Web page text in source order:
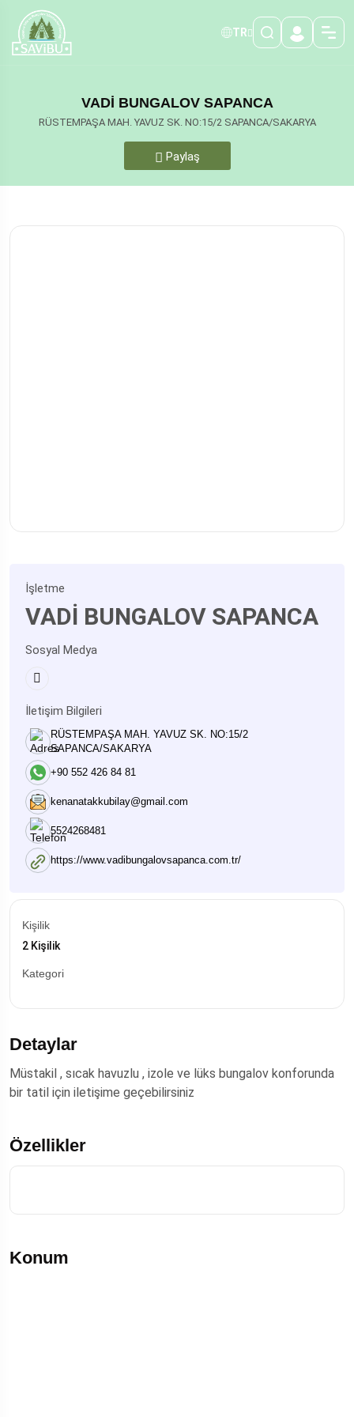
TR
VADİ BUNGALOV SAPANCA
RÜSTEMPAŞA MAH. YAVUZ SK. NO:15/2 SAPANCA/SAKARYA
Paylaş
İşletme
VADİ BUNGALOV SAPANCA
Sosyal Medya
İletişim Bilgileri
RÜSTEMPAŞA MAH. YAVUZ SK. NO:15/2
SAPANCA/SAKARYA
+90 552 426 84 81
kenanatakkubilay@gmail.com
5524268481
https://www.vadibungalovsapanca.com.tr/
Kişilik
2 Kişilik
Kategori
Detaylar
Müstakil , sıcak havuzlu , izole ve lüks bungalov konforunda
bir tatil için iletişime geçebilirsiniz
Özellikler
Konum